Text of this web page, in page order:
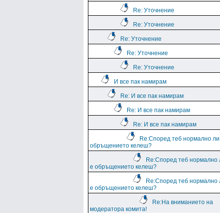
Re: Уточнение
Re: Уточнение
Re: Уточнение
Re: Уточнение
Re: Уточнение
И все пак намирам
Re: И все пак намирам
Re: И все пак намирам
Re: И все пак намирам
Re:Според теб нормално
обръщението келеш?
Re:Според теб нормално
е обръщението келеш?
Re:Според теб нормално
е обръщението келеш?
Re:На вниманието на
модератора комита!